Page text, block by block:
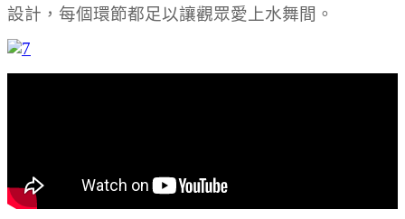
設計，每個環節都足以讓觀眾愛上水舞間。